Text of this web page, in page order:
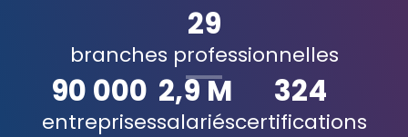
29
branches professionnelles
90 000
entreprises
2,9 M
salariés
324
certifications